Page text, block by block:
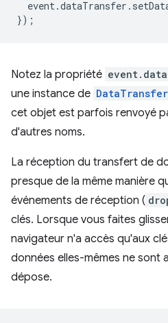
event.dataTransfer .
});
Notez la propriété
une instance de DataTransfer
cet objet est parfois renvoyé
d'autres noms.
La réception du transfert de
presque de la même manière
événements de réception (
clés. Lorsque vous faites
navigateur n'a accès qu'aux
données elles-mêmes ne sont
dépose.